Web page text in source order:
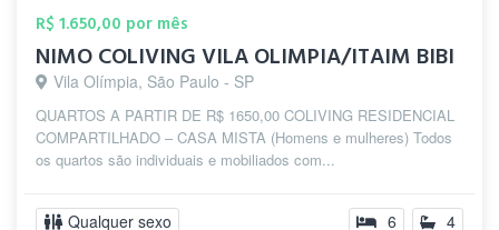
R$ 1.650,00 por mês
NIMO COLIVING VILA OLIMPIA/ITAIM BIBI
Vila Olímpia, São Paulo - SP
QUARTOS A PARTIR DE R$ 1650,00 COLIVING RESIDENCIAL
COMPARTILHADO – CASA MISTA (Homens e mulheres) Todos
os quartos são individuais e mobiliados com...
Qualquer sexo 6 4